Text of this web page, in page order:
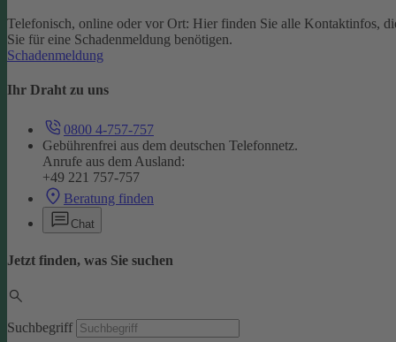
Telefonisch, online oder vor Ort: Hier finden Sie alle Kontaktinfos,
Sie für eine Schadenmeldung benötigen.
Schadenmeldung
Ihr Draht zu uns
0800 4-757-757
Gebührenfrei aus dem deutschen Telefonnetz.
Anrufe aus dem Ausland:
+49 221 757-757
Beratung finden
Chat
Jetzt finden, was Sie suchen
Suchbegriff